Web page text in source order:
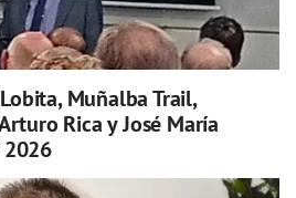
Muñalba Trail,
Rica y José María
2026